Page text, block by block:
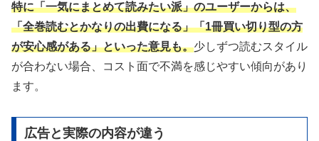
特に「一気にまとめて読みたい派」のユーザーからは、
「全巻読むとかなりの出費になる」「1冊買い切り型の方
が安心感がある」といった意見も。少しずつ読むスタイル
が合わない場合、コスト面で不満を感じやすい傾向があり
ます。
広告と実際の内容が違う